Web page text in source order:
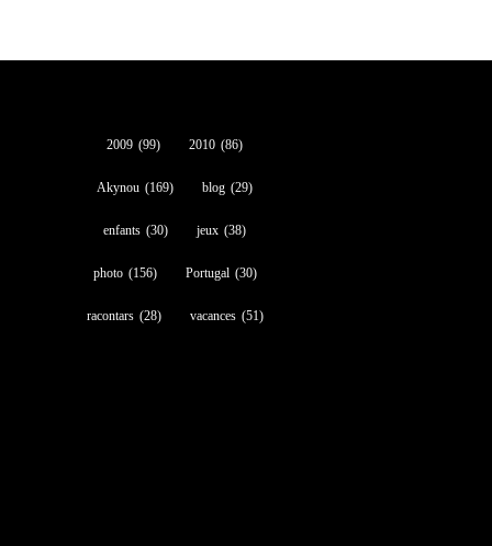
2009 (99) 2010 (86)
Akynou (169) blog (29)
enfants (30) jeux (38)
photo (156) Portugal (30)
racontars (28) vacances (51)